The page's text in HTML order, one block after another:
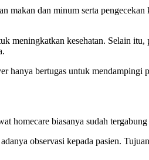
makan dan minum serta
meningkatkan kesehatan. Selain
hanya bertugas untuk mendampingi
homecare biasanya sudah
observasi kepada pasien.